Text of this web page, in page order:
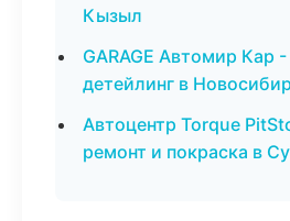
Кызыл
GARAGE Автомир Кар
детейлинг в
Автоцентр Torque
ремонт и покраска в